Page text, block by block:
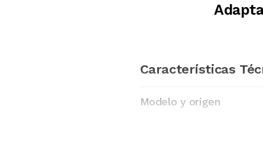
Características
Modelo y origen